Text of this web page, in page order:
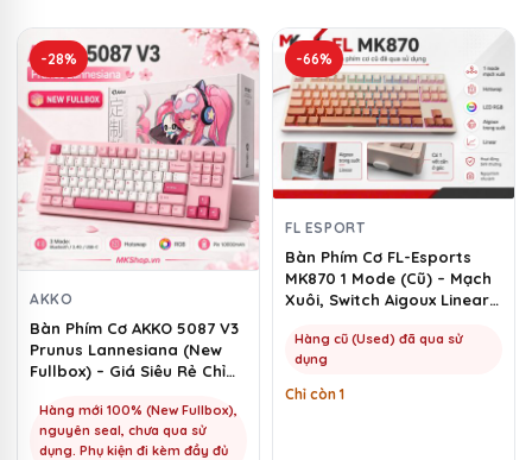
-28%
AKKO
Bàn Phím Cơ AKKO 5087 V3
Prunus Lannesiana (New
Fullbox) – Giá Siêu Rẻ Chỉ
Hàng mới 100% (New Fullbox),
nguyên seal, chưa qua sử
dụng. Phụ kiện đi kèm đầy đủ
-66%
FL ESPORT
Bàn Phím Cơ FL-Esports
MK870 1 Mode (Cũ) – Mạch
Xuôi, Switch Aigoux Linear |
Hàng cũ (Used) đã qua sử
dụng
Chỉ còn 1